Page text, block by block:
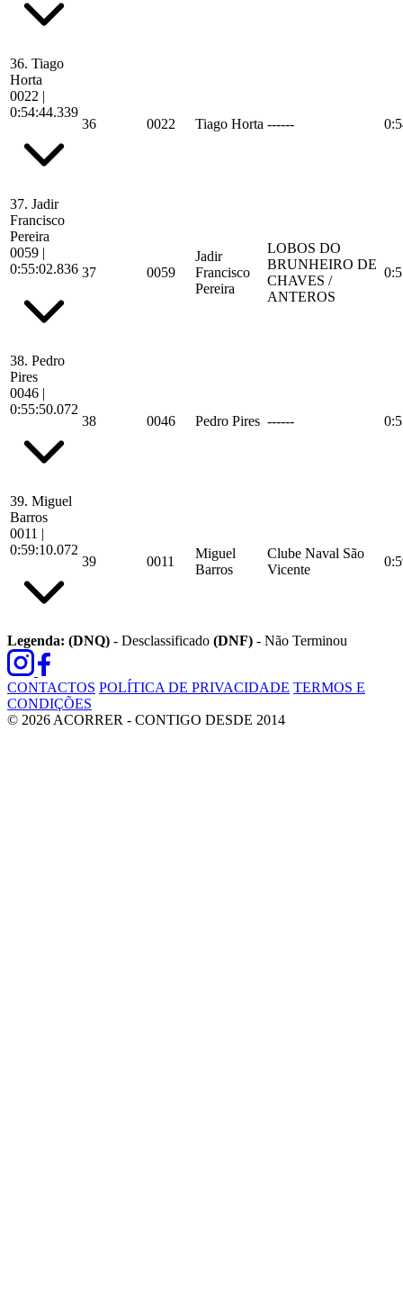
36. Tiago
Horta
0022 |
0:54:44.339
36 0022 Tiago Horta ------
37. Jadir
Francisco
Pereira
0059 |
0:55:02.836 37 0059
Jadir
Francisco
Pereira
LOBOS DO
BRUNHEIRO DE
CHAVES /
ANTEROS
38. Pedro
Pires
0046 |
0:55:50.072
38 0046 Pedro Pires ------
39. Miguel
Barros
0011 |
0:59:10.072
39 0011
Miguel
Barros
Clube Naval São
Vicente
Legenda: (DNQ) - Desclassificado (DNF) - Não Terminou
CONTACTOS POLÍTICA DE PRIVACIDADE TERMOS E
CONDIÇÕES
© 2026 ACORRER - CONTIGO DESDE 2014